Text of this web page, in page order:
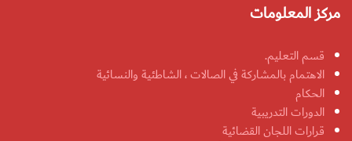
مركز المعلومات
قسم التعليم.
الاهتمام بالمشاركة في الصالات ، الشاطئية والنسائية
الحكام
الدورات التدريبية
قرارات اللجان القضائية